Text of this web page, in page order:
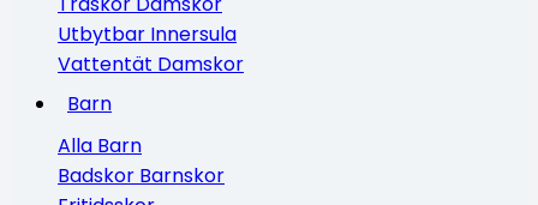
Utbytbar Innersula
Vattentät Damskor
Barn
Alla Barn
Badskor Barnskor